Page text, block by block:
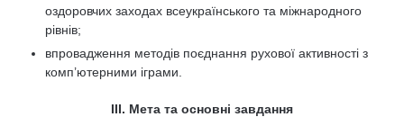
оздоровчих заходах всеукраїнського та міжнародного
рівнів;
впровадження методів поєднання рухової активності з
комп’ютерними іграми.
ІІІ. Мета та основні завдання